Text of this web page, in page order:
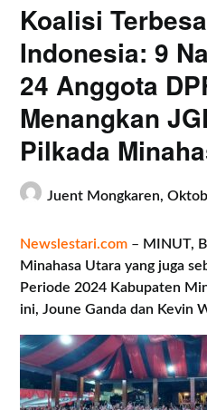
Koalisi
Indonesia: 9
24 Anggota
Menangkan
Pilkada
Juent Mongkaren,
Newslestari.com – MINUT,
Minahasa Utara yang juga
Periode 2024 Kabupaten
ini, Joune Ganda dan Kevin